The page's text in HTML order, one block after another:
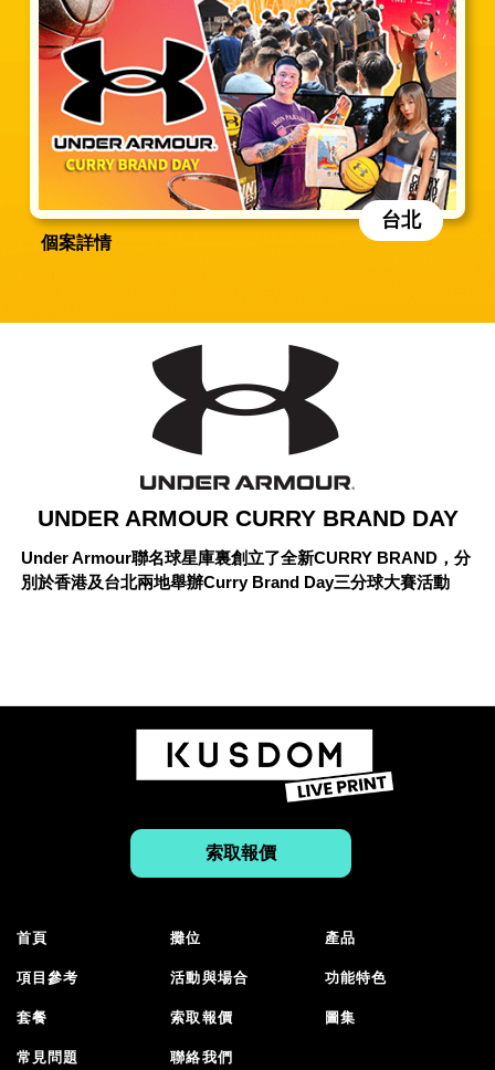
個案詳情
台北
UNDER ARMOUR CURRY BRAND DAY
Under Armour聯名球星庫裏創立了全新CURRY BRAND，分
別於香港及台北兩地舉辦Curry Brand Day三分球大賽活動
索取報價
首頁 攤位 產品
項目參考 活動與場合 功能特色
套餐 索取報價 圖集
常見問題 聯絡我們